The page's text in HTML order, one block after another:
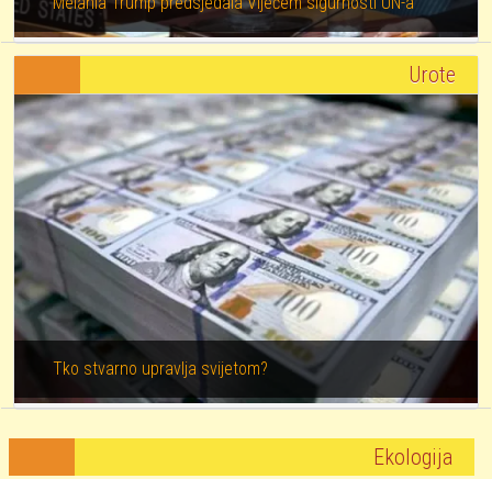
Urote
Tko stvarno upravlja svijetom?
Ekologija